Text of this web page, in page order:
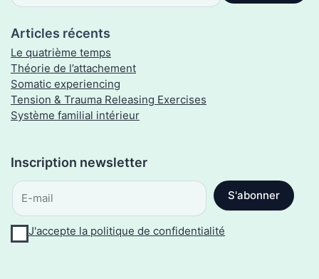
Articles récents
Le quatrième temps
Théorie de l’attachement
Somatic experiencing
Tension & Trauma Releasing Exercises
Système familial intérieur
J'accepte la politique de confidentialité